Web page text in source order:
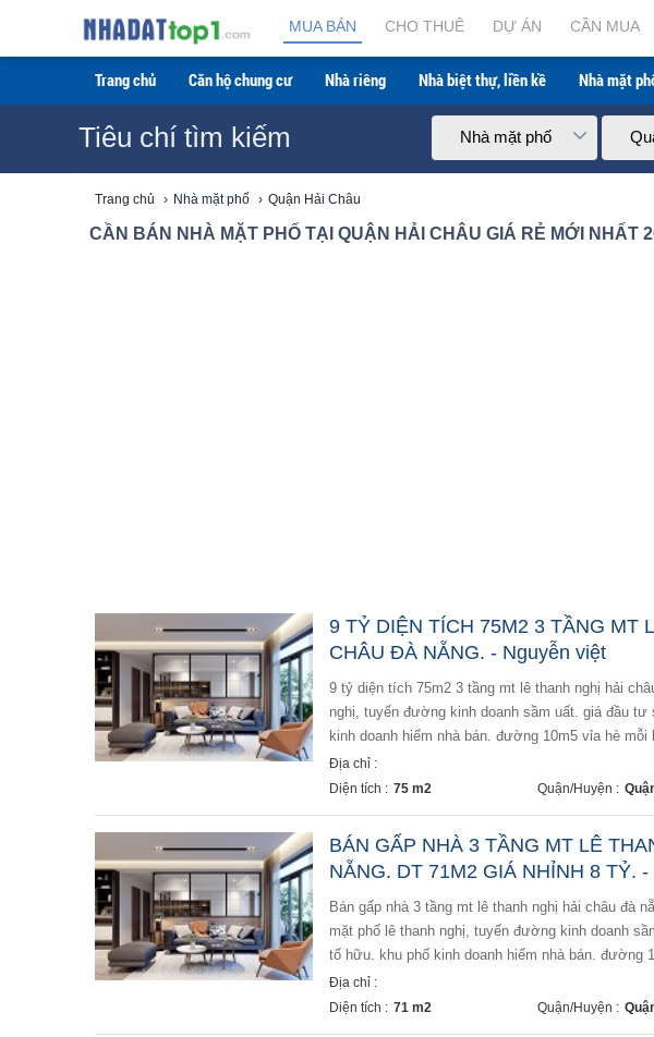
MUA BÁN CHO THUÊ DỰ ÁN CẦN MUA
Trang chủ Căn hộ chung cư Nhà riêng Nhà biệt thự, liền kề Nhà mặt
Tiêu chí tìm kiếm Nhà mặt phố
Trang chủ › Nhà mặt phố › Quận Hải Châu
CẦN BÁN NHÀ MẶT PHỐ TẠI QUẬN HẢI CHÂU GIÁ RẺ MỚI NHẤT
9 TỶ DIỆN TÍCH 75M2 3 TẦNG MT
CHÂU ĐÀ NẴNG. - Nguyễn việt
9 tỷ diện tích 75m2 3 tầng mt lê thanh nghị hải châu đà nẵng. chủ cần bán gấp nhà 3 tầng mặt phố lê thanh
nghị, tuyến đường kinh doanh sầm uất. giá đầu
kinh doanh hiếm nhà bán. đường 10m5 vỉa hè
Địa chỉ :
Diện tích : 75 m2 Quận/Huyện :
BÁN GẤP NHÀ 3 TẦNG MT LÊ
NẴNG. DT 71M2 GIÁ NHỈNH 8 TỶ.
bán gấp nhà 3 tầng mt lê thanh nghị hải châu đà nẵng. dt 71m2 giá nhỉnh 8 tỷ. chủ cần bán gấp nhà 3 tầng
mặt phố lê thanh nghị, tuyến đường kinh doanh
tố hữu. khu phố kinh doanh hiếm nhà bán. đường
Địa chỉ :
Diện tích : 71 m2 Quận/Huyện :